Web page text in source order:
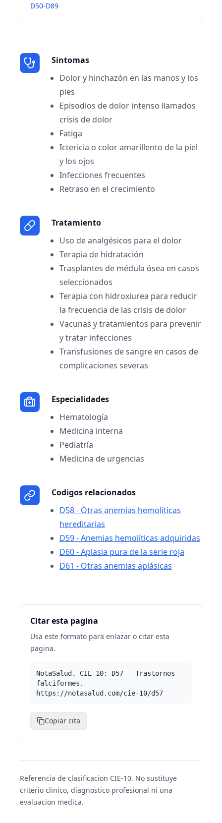
D50-D89
Sintomas
Dolor y hinchazón en las manos y los
pies
Episodios de dolor intenso llamados
crisis de dolor
Fatiga
Ictericia o color amarillento de la piel
y los ojos
Infecciones frecuentes
Retraso en el crecimiento
Tratamiento
Uso de analgésicos para el dolor
Terapia de hidratación
Trasplantes de médula ósea en casos
seleccionados
Terapia con hidroxiurea para reducir
la frecuencia de las crisis de dolor
Vacunas y tratamientos para prevenir
y tratar infecciones
Transfusiones de sangre en casos de
complicaciones severas
Especialidades
Hematología
Medicina interna
Pediatría
Medicina de urgencias
Codigos relacionados
D58 - Otras anemias hemolíticas
hereditarias
D59 - Anemias hemolíticas adquiridas
D60 - Aplasia pura de la serie roja
D61 - Otras anemias aplásicas
Citar esta pagina
Usa este formato para enlazar o citar esta
pagina.
NotaSalud. CIE-10: D57 - Trastornos
falciformes.
https://notasalud.com/cie-10/d57
Copiar cita
Referencia de clasificacion CIE-10. No sustituye
criterio clinico, diagnostico profesional ni una
evaluacion medica.